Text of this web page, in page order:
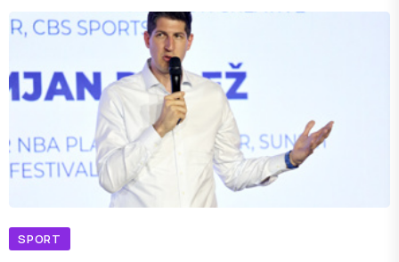
SPORT